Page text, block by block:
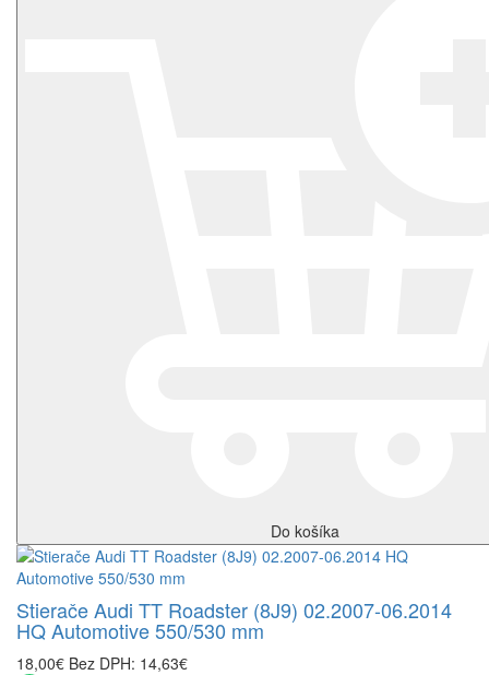
Do košíka
Stierače Audi TT Roadster (8J9) 02.2007-06.2014
HQ Automotive 550/530 mm
18,00€ Bez DPH: 14,63€